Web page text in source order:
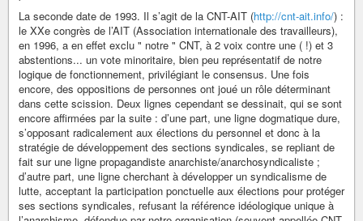
La seconde date de 1993. Il s’agit de la CNT-AIT (http://cnt-ait.info/) :
le XXe congrès de l’AIT (Association internationale des travailleurs),
en 1996, a en effet exclu " notre " CNT, à 2 voix contre une ( !) et 3
abstentions... un vote minoritaire, bien peu représentatif de notre
logique de fonctionnement, privilégiant le consensus. Une fois
encore, des oppositions de personnes ont joué un rôle déterminant
dans cette scission. Deux lignes cependant se dessinait, qui se sont
encore affirmées par la suite : d’une part, une ligne dogmatique dure,
s’opposant radicalement aux élections du personnel et donc à la
stratégie de développement des sections syndicales, se repliant de
fait sur une ligne propagandiste anarchiste/anarchosyndicaliste ;
d’autre part, une ligne cherchant à développer un syndicalisme de
lutte, acceptant la participation ponctuelle aux élections pour protéger
ses sections syndicales, refusant la référence idéologique unique à